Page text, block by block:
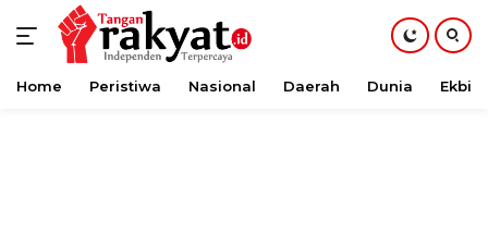
Langsung
Home Peristiwa Nasional Daerah Dunia Ekbis